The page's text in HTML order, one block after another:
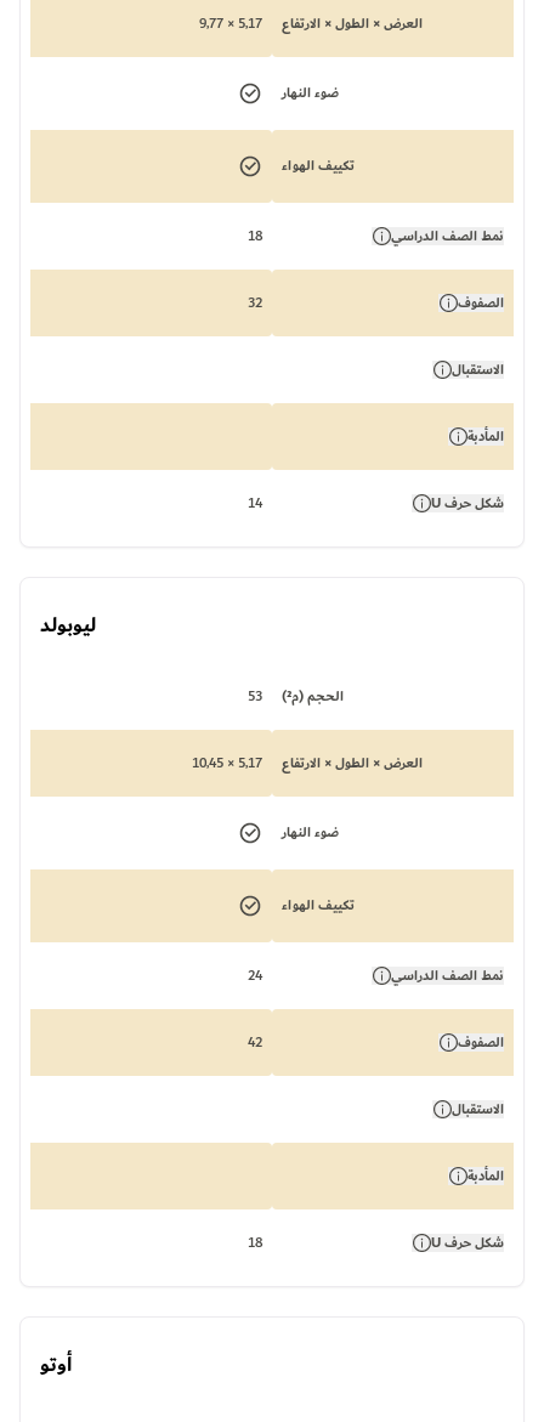
العرض × الطول × الارتفاع 5,17 × 9,77
ضوء النهار
تكييف الهواء
نمط الصف الدراسي 18
الصفوف 32
الاستقبال
المأدبة
شكل حرف U 14
ليوبولد
الحجم (م²) 53
العرض × الطول × الارتفاع 5,17 × 10,45
ضوء النهار
تكييف الهواء
نمط الصف الدراسي 24
الصفوف 42
الاستقبال
المأدبة
شكل حرف U 18
أوتو